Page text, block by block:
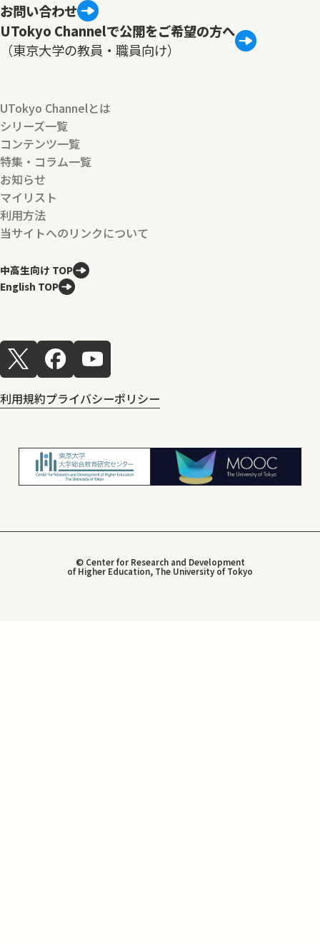
お問い合わせ
UTokyo Channelで公開をご希望の方へ
（東京大学の教員・職員向け）
UTokyo Channelとは
シリーズ一覧
コンテンツ一覧
特集・コラム一覧
お知らせ
マイリスト
利用方法
当サイトへのリンクについて
中高生向け TOP
English TOP
利用規約プライバシーポリシー
© Center for Research and Development
of Higher Education, The University of Tokyo